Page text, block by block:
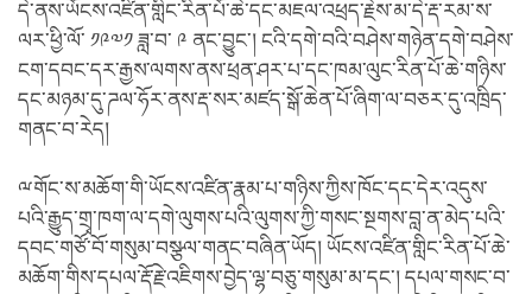
དེ་ནས་ཡོངས་འཛིན་གླིང་རིན་པོ་ཆེ་དང་མཇལ་འཕྲད་རྗེས་མ་དེ་རྡ་རམ་ས་
ལར་ཕྱི་ལོ་ ༡༩༧༡ ཟླ་བ་ ༩ ནང་བྱུང་། ངའི་དགེ་བའི་བཤེས་གཉེན་དགེ་བཤེས་
ངག་དབང་དར་རྒྱས་ལགས་ནས་ཕྲན་ཤར་པ་དང་ཁམ་ལུང་རིན་པོ་ཆེ་གཉིས་
དང་མཉམ་དུ་ཌལ་ཧོར་ནས་རྡ་སར་མཛད་སྒོ་ཆེན་པོ་ཞིག་ལ་བཅར་དུ་འཁྲིད་
གནང་བ་རེད།
ྋགོང་ས་མཆོག་གི་ཡོངས་འཛིན་རྣམ་པ་གཉིས་ཀྱིས་ཁོང་དང་དེར་འདུས་
པའི་རྒྱུད་གྲྭ་ཁག་ལ་དགེ་ལུགས་པའི་ལུགས་ཀྱི་གསང་སྔགས་བླ་ན་མེད་པའི་
དབང་གཙོ་བོ་གསུམ་བསྩལ་གནང་བཞིན་ཡོད། ཡོངས་འཛིན་གླིང་རིན་པོ་ཆེ་
མཆོག་གིས་དཔལ་རྡོ་རྗེ་འཇིགས་བྱེད་ལྷ་བཅུ་གསུམ་མ་དང་། དཔལ་གསང་བ་